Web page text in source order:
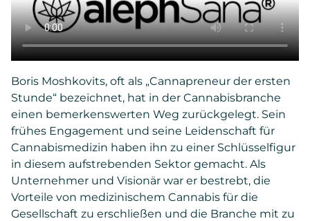
Boris Moshkovits, oft als „Cannapreneur der ersten
Stunde“ bezeichnet, hat in der Cannabisbranche
einen bemerkenswerten Weg zurückgelegt. Sein
frühes Engagement und seine Leidenschaft für
Cannabismedizin haben ihn zu einer Schlüsselfigur
in diesem aufstrebenden Sektor gemacht. Als
Unternehmer und Visionär war er bestrebt, die
Vorteile von medizinischem Cannabis für die
Gesellschaft zu erschließen und die Branche mit zu